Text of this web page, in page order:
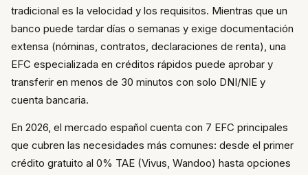
tradicional es la velocidad y los requisitos. Mientras que un
banco puede tardar días o semanas y exige documentación
extensa (nóminas, contratos, declaraciones de renta), una
EFC especializada en créditos rápidos puede aprobar y
transferir en menos de 30 minutos con solo DNI/NIE y
cuenta bancaria.
En 2026, el mercado español cuenta con 7 EFC principales
que cubren las necesidades más comunes: desde el primer
crédito gratuito al 0% TAE (Vivus, Wandoo) hasta opciones